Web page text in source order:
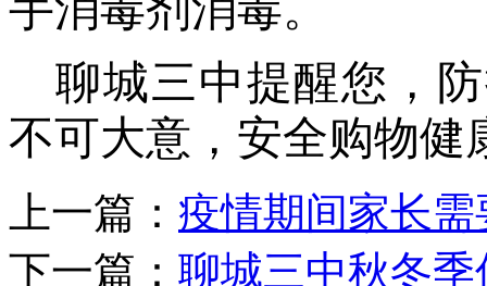
聊城三中提醒您 ，
不可大意，安全购物健
上一篇： 疫情期间家长需
下一篇： 聊城三中秋冬